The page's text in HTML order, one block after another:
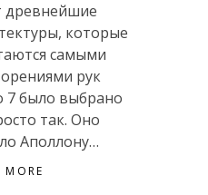
древнейшие
которые
самыми
рук
7 было выбрано
так. Оно
Аполлону…
MORE